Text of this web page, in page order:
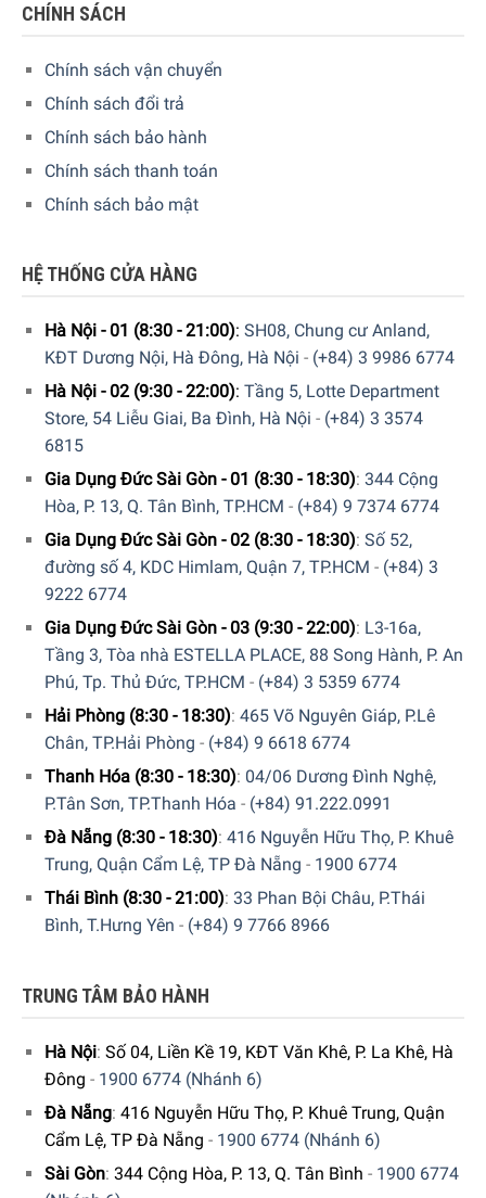
Máy Rửa Chén Miele G 7310 SCU AutoDos với hệ thống giỏ
cực kỳ linh hoạt
Ngăn kéo linh hoạt 3D MultiFlex
Ngoài hệ thống các giỏ linh hoạt Máy Rửa Chén Miele G
7310 SCU AutoDos còn được trang bị khay trên cùng với
thiết kế cho phép thay đổi linh hoạt để tăng không gian
Máy Rửa Chén Miele G 7310 SCU AutoDos với hệ thống giỏ
QuickPowerWash – Chế độ rửa nhanh
Máy Rửa Chén Miele G 7310 SCU AutoDos giúp làm sạch
chén dĩa trong vòng chưa đầy một giờ. Một sự kết hợp
không thể đánh bại: chương trình QuickPowerWash và
CHÍNH SÁCH
Chính sách vận chuyển
Chính sách đổi trả
Chính sách bảo hành
Chính sách thanh toán
Chính sách bảo mật
HỆ THỐNG CỬA HÀNG
Hà Nội - 01 (8:30 - 21:00): SH08, Chung cư Anland,
KĐT Dương Nội, Hà Đông, Hà Nội - (+84) 3 9986 6774
Hà Nội - 02 (9:30 - 22:00): Tầng 5, Lotte Department
Store, 54 Liễu Giai, Ba Đình, Hà Nội - (+84) 3 3574
6815
Gia Dụng Đức Sài Gòn - 01 (8:30 - 18:30): 344 Cộng
Hòa, P. 13, Q. Tân Bình, TP.HCM - (+84) 9 7374 6774
Gia Dụng Đức Sài Gòn - 02 (8:30 - 18:30): Số 52,
đường số 4, KDC Himlam, Quận 7, TP.HCM - (+84) 3
9222 6774
Gia Dụng Đức Sài Gòn - 03 (9:30 - 22:00): L3-16a,
Tầng 3, Tòa nhà ESTELLA PLACE, 88 Song Hành, P. An
Phú, Tp. Thủ Đức, TP.HCM - (+84) 3 5359 6774
Hải Phòng (8:30 - 18:30): 465 Võ Nguyên Giáp, P.Lê
Chân, TP.Hải Phòng - (+84) 9 6618 6774
Thanh Hóa (8:30 - 18:30): 04/06 Dương Đình Nghệ,
P.Tân Sơn, TP.Thanh Hóa - (+84) 91.222.0991
Đà Nẵng (8:30 - 18:30): 416 Nguyễn Hữu Thọ, P. Khuê
Trung, Quận Cẩm Lệ, TP Đà Nẵng - 1900 6774
Thái Bình (8:30 - 21:00): 33 Phan Bội Châu, P.Thái
Bình, T.Hưng Yên - (+84) 9 7766 8966
TRUNG TÂM BẢO HÀNH
Hà Nội: Số 04, Liền Kề 19, KĐT Văn Khê, P. La Khê, Hà
Đông - 1900 6774 (Nhánh 6)
Đà Nẵng: 416 Nguyễn Hữu Thọ, P. Khuê Trung, Quận
Cẩm Lệ, TP Đà Nẵng - 1900 6774 (Nhánh 6)
Sài Gòn: 344 Cộng Hòa, P. 13, Q. Tân Bình - 1900 6774